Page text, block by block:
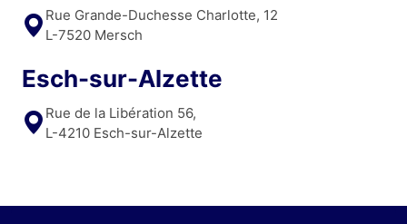
Rue Grande-Duchesse Charlotte, 12
L-7520 Mersch
Esch-sur-Alzette
Rue de la Libération 56,
L-4210 Esch-sur-Alzette